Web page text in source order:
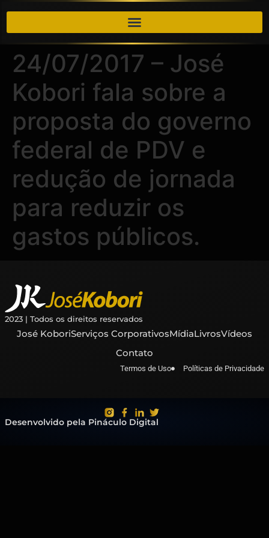
24/07/2017 – José
Kobori fala sobre a
proposta do governo
federal de PDV e
redução de jornada
para reduzir os
gastos públicos.
2023 | Todos os direitos reservados
José KoboriServiços CorporativosMídiaLivrosVídeos
Contato
Termos de Uso Políticas de Privacidade
Desenvolvido pela Pináculo Digital